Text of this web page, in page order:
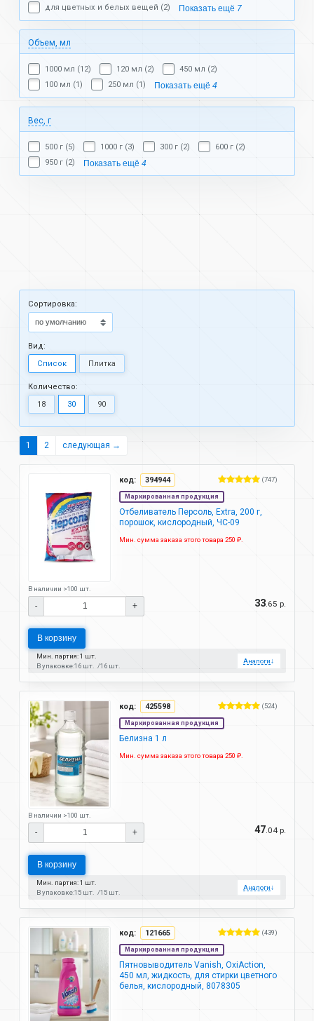
для цветных и белых вещей (2)
Показать ещё 7
Объем, мл
1000 мл (12) 120 мл (2)
450 мл (2)
100 мл (1)
250 мл (1) Показать ещё 4
Вес, г
500 г (5) 1000 г (3) 300 г (2)
600 г (2)
950 г (2)
Показать ещё 4
Cортировка:
Вид:
Список
Плитка
Количество:
18
30 90
1 2 следующая →
код: 394944 (747)
Маркированная продукция
Отбеливатель Персоль, Extra, 200 г,
порошок, кислородный, ЧС-09
Мин. сумма заказа этого товара 250 ₽.
В наличии >100 шт.
- + 33 .65 р.
В корзину
Мин. партия: 1 шт.
В упаковке:16 шт. 16 шт.
Аналоги↓
код: 425598 (524)
Маркированная продукция
Белизна 1 л
Мин. сумма заказа этого товара 250 ₽.
В наличии >100 шт.
- + 47 .04 р.
В корзину
Мин. партия: 1 шт.
В упаковке:15 шт. 15 шт.
Аналоги↓
код: 121665 (439)
Маркированная продукция
Пятновыводитель Vanish, OxiAction,
450 мл, жидкость, для стирки цветного
белья, кислородный, 8078305